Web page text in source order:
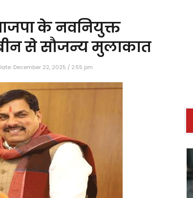
के नवनियुक्त
से सौजन्य मुलाकात
December 22, 2025 / 2:55 pm